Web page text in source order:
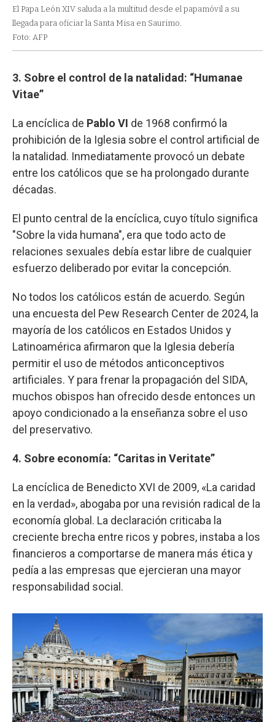
El Papa León XIV saluda a la multitud desde el papamóvil a su
llegada para oficiar la Santa Misa en Saurimo.
Foto: AFP
3. Sobre el control de la natalidad: “Humanae
Vitae”
La encíclica de Pablo VI de 1968 confirmó la
prohibición de la Iglesia sobre el control artificial de
la natalidad. Inmediatamente provocó un debate
entre los católicos que se ha prolongado durante
décadas.
El punto central de la encíclica, cuyo título significa
"Sobre la vida humana", era que todo acto de
relaciones sexuales debía estar libre de cualquier
esfuerzo deliberado por evitar la concepción.
No todos los católicos están de acuerdo. Según
una encuesta del Pew Research Center de 2024, la
mayoría de los católicos en Estados Unidos y
Latinoamérica afirmaron que la Iglesia debería
permitir el uso de métodos anticonceptivos
artificiales. Y para frenar la propagación del SIDA,
muchos obispos han ofrecido desde entonces un
apoyo condicionado a la enseñanza sobre el uso
del preservativo.
4. Sobre economía: “Caritas in Veritate”
La encíclica de Benedicto XVI de 2009, «La caridad
en la verdad», abogaba por una revisión radical de la
economía global. La declaración criticaba la
creciente brecha entre ricos y pobres, instaba a los
financieros a comportarse de manera más ética y
pedía a las empresas que ejercieran una mayor
responsabilidad social.